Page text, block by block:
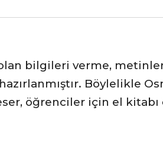
olan bilgileri verme,
Böylelikle
öğrenciler için el